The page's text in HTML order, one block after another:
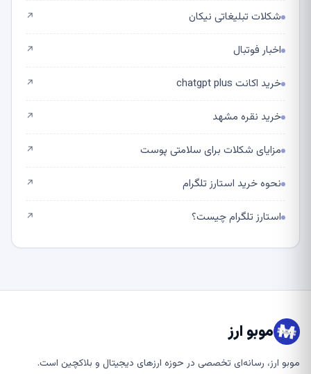
شکلات تبلیغاتی نیکان ↗
اخبار فوتبال ↗
خرید اکانت chatgpt plus ↗
خرید نقره مشهد ↗
مزایای شکلات برای سلامتی پوست ↗
نحوه خرید استارز تلگرام ↗
استارز تلگرام چیست؟ ↗
موبو ارز
موبو ارز، رسانه‌ای تخصصی در حوزه ارزهای دیجیتال و بلاکچین است.